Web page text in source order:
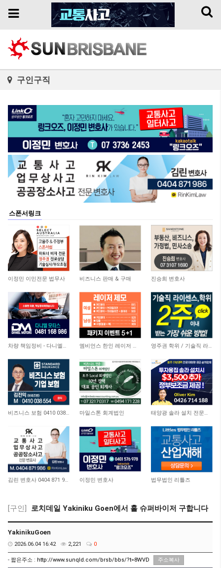
Toggle
Toggle
구인구직
스폰서링크
10,709
이정민 이민전문 법무사 6,854
비즈니스 판매 & 구매 10,106
진승희 변호사
4,824 차량 책임정비 - 다니엘모터스 6,564 엠비언스 한인 레이저 클리닉 22,308 영주권 학위 / 기술직 라이센스 최소2주안에 받기! (요리, 페인팅, 용접, 차일드케어 등…
4,336 비즈니스 보험 0410 038 554 4,431
마일스톤 회계법인 11,366 태양광 솔라 설치 전문업체
11,656 김린 변호사 0404 871 986 10,049
이정민 변호사 9,463
법무법인 리틀즈
[구인] 로치데일 Yakiniku Goen에서 홀 슈퍼바이저 구합니다
YakinikuGoen
2026.06.04 16:42 2,221 0
- 짧은주소 : http://www.sunqld.com/brsb/bbs/?t=8WVD 주소복사